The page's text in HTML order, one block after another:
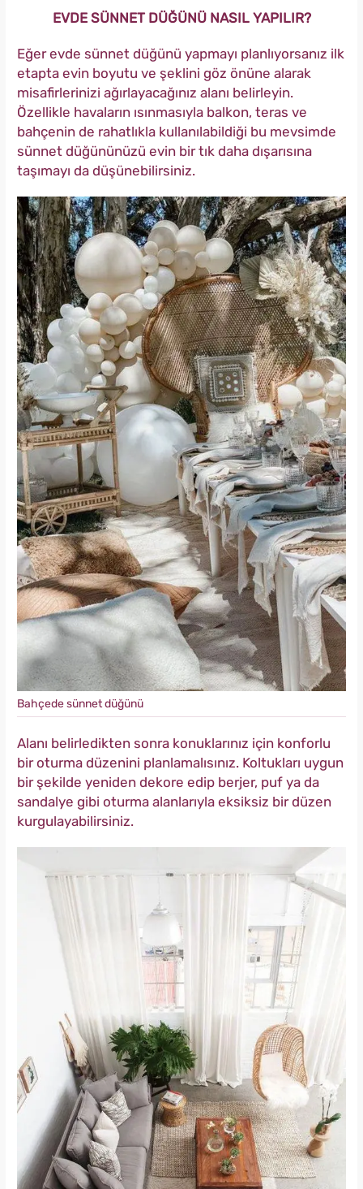
EVDE SÜNNET DÜĞÜNÜ NASIL YAPILIR?
Eğer evde sünnet düğünü yapmayı planlıyorsanız ilk
etapta evin boyutu ve şeklini göz önüne alarak
misafirlerinizi ağırlayacağınız alanı belirleyin.
Özellikle havaların ısınmasıyla balkon, teras ve
bahçenin de rahatlıkla kullanılabildiği bu mevsimde
sünnet düğününüzü evin bir tık daha dışarısına
taşımayı da düşünebilirsiniz.
Bahçede sünnet düğünü
Alanı belirledikten sonra konuklarınız için konforlu
bir oturma düzenini planlamalısınız. Koltukları uygun
bir şekilde yeniden dekore edip berjer, puf ya da
sandalye gibi oturma alanlarıyla eksiksiz bir düzen
kurgulayabilirsiniz.